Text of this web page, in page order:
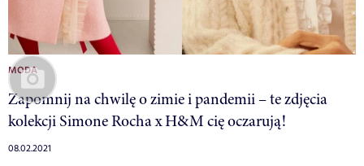
MODA
Zapomnij na chwilę o zimie i pandemii – te zdjęcia
kolekcji Simone Rocha x H&M cię oczarują!
08.02.2021